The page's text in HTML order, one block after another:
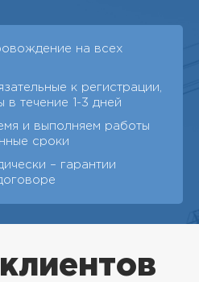
на всех
к регистрации,
в течение 1-3 дней
и выполняем работы
сроки
– гарантии
клиентов